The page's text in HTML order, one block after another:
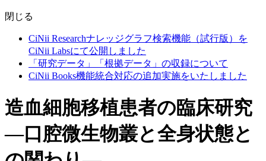
閉じる
CiNii Researchナレッジグラフ検索機能（試行版）を
CiNii Labsにて公開しました
「研究データ」「根拠データ」の収録について
CiNii Books機能統合対応の追加実施をいたしました
造血細胞移植患者の臨床研究
―口腔微生物叢と全身状態と